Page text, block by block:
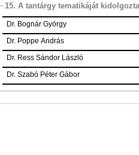
15. A tantárgy tematikáját kidolgozta
Dr. Bognár György
Dr. Poppe András
Dr. Ress Sándor László
Dr. Szabó Péter Gábor